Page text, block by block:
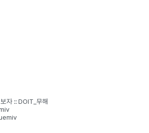
자 :: DOIT_무해